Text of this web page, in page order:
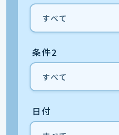
条件2
日付